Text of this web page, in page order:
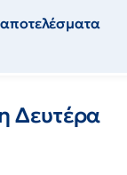
αποτελέσματα
Δευτέρα